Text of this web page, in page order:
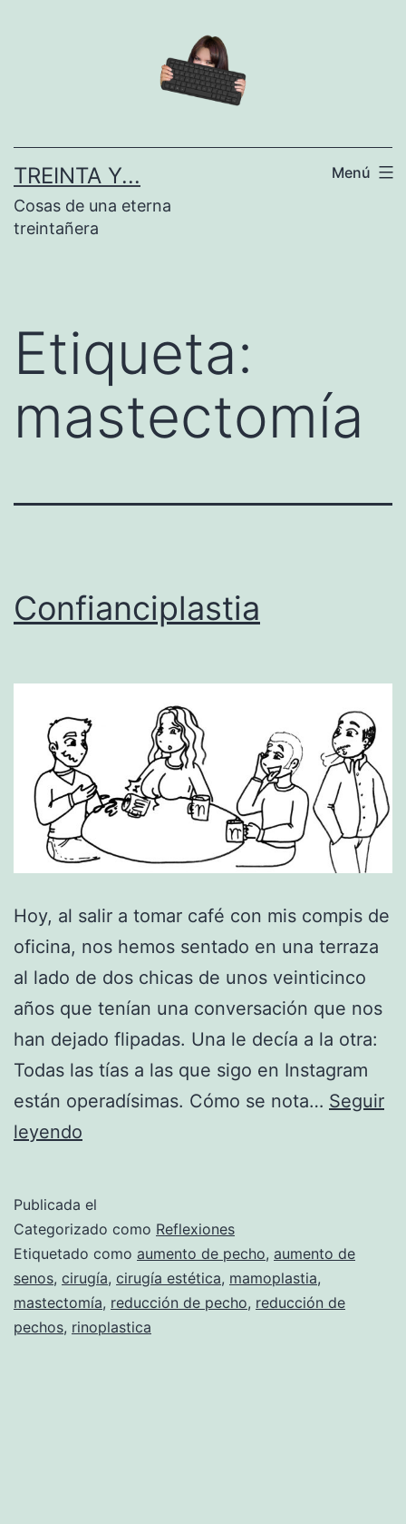
TREINTA Y...
Cosas de una eterna
treintañera
Menú
Etiqueta:
mastectomía
Confianciplastia
Hoy, al salir a tomar café con mis compis de
oficina, nos hemos sentado en una terraza
al lado de dos chicas de unos veinticinco
años que tenían una conversación que nos
han dejado flipadas. Una le decía a la otra:
Todas las tías a las que sigo en Instagram
están operadísimas. Cómo se nota… Seguir
leyendo
Publicada el
Categorizado como Reflexiones
Etiquetado como aumento de pecho, aumento de
senos, cirugía, cirugía estética, mamoplastia,
mastectomía, reducción de pecho, reducción de
pechos, rinoplastica